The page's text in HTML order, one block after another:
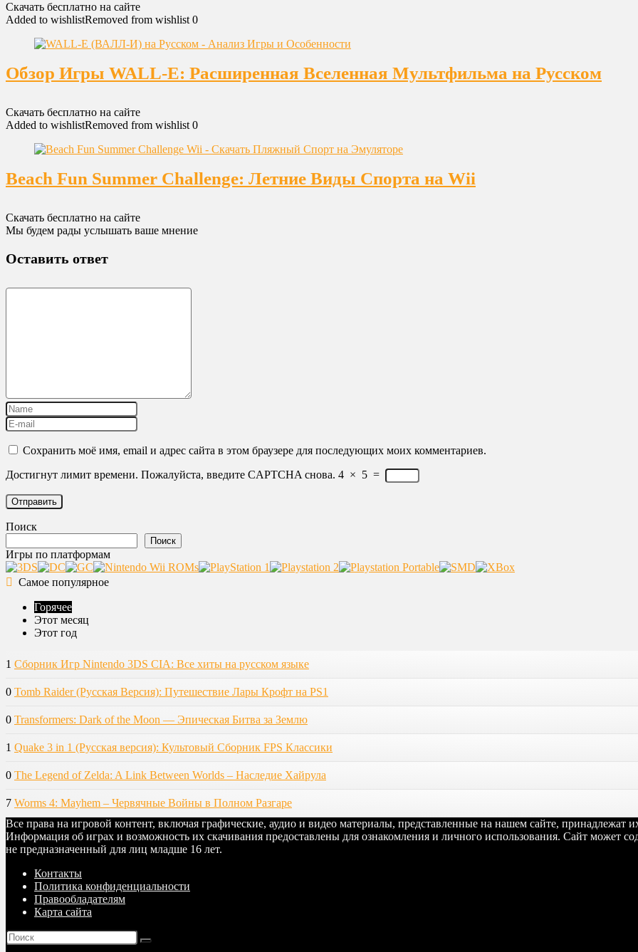
Скачать бесплатно на сайте
Added to wishlistRemoved from wishlist 0
Обзор Игры WALL-E: Расширенная Вселенная Мультфильма на Русском
Скачать бесплатно на сайте
Added to wishlistRemoved from wishlist 0
Beach Fun Summer Challenge: Летние Виды Спорта на Wii
Скачать бесплатно на сайте
Мы будем рады услышать ваше мнение
Оставить ответ
Сохранить моё имя, email и адрес сайта в этом браузере для последующих моих комментариев.
Достигнут лимит времени. Пожалуйста, введите CAPTCHA снова. 4 × 5 =
Поиск
Поиск
Игры по платформам
Самое популярное
Горячее
Этот месяц
Этот год
1 Сборник Игр Nintendo 3DS CIA: Все хиты на русском языке
0 Tomb Raider (Русская Версия): Путешествие Лары Крофт на PS1
0 Transformers: Dark of the Moon — Эпическая Битва за Землю
1 Quake 3 in 1 (Русская версия): Культовый Сборник FPS Классики
0 The Legend of Zelda: A Link Between Worlds – Наследие Хайрула
7 Worms 4: Mayhem – Червячные Войны в Полном Разгаре
Все права на игровой контент, включая графические, аудио и видео материалы, представленные на нашем сайте, принадлежат
Информация об играх и возможность их скачивания предоставлены для ознакомления и личного использования. Сайт может
не предназначенный для лиц младше 16 лет.
Контакты
Политика конфиденциальности
Правообладателям
Карта сайта